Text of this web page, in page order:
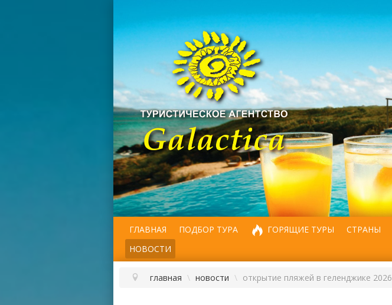
ГЛАВНАЯ ПОДБОР ТУРА ГОРЯЩИЕ ТУРЫ СТРАНЫ
НОВОСТИ
главная \ новости \ открытие пляжей в геленджике 2026